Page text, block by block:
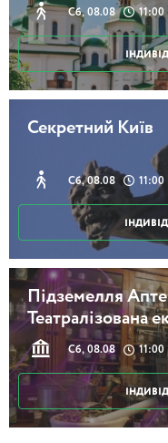
Сб, 08.08 11:00
Секретний Київ
Сб, 08.08 11:00
Підземелля
Театралізована
Сб, 08.08 11:00